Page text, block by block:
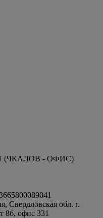
(ЧКАЛОВ - ОФИС)
Свердловская обл. г.
8б, офис 331